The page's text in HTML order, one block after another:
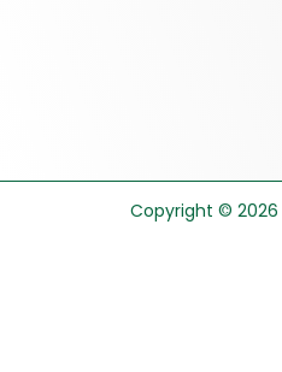
Copyright © 2026